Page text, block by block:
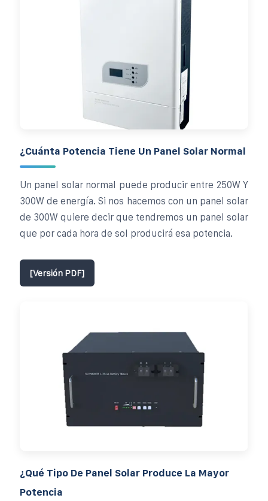
¿Cuánta Potencia Tiene Un Panel Solar Normal
Un panel solar normal puede producir entre 250W Y
300W de energía. Si nos hacemos con un panel solar
de 300W quiere decir que tendremos un panel solar
que por cada hora de sol producirá esa potencia.
[Versión PDF]
¿Qué Tipo De Panel Solar Produce La Mayor
Potencia